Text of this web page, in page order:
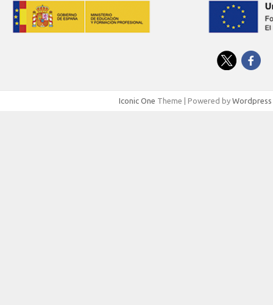
Iconic One Theme | Powered by Wordpress